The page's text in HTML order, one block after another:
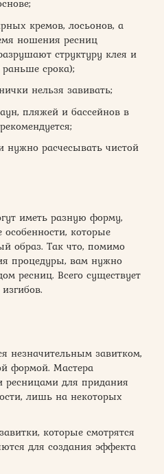
кремов, лосьонов, а
ношения ресниц
структуру клея и
срока);
нельзя завивать;
пляжей и бассейнов в
нужно расчесывать чистой
иметь разную форму,
которые
образ. Так что, помимо
процедуры, вам нужно
ресниц. Всего существует
незначительным завитком,
формой. Мастера
ресницами для придания
лишь на некоторых
которые смотрятся
для создания эффекта